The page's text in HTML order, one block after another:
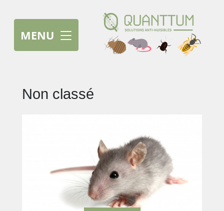
MENU
Non classé